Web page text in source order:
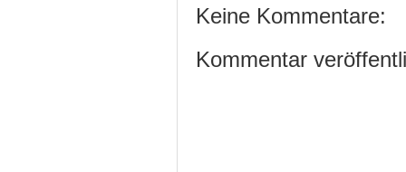
Keine Kommentare:
Kommentar